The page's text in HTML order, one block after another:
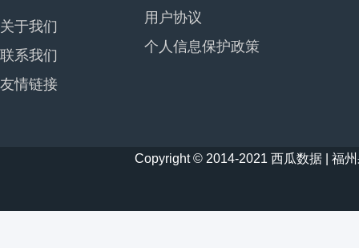
关于我们
联系我们
友情链接
用户协议
个人信息保护政策
Copyright © 2014-2021 西瓜数据 | 福